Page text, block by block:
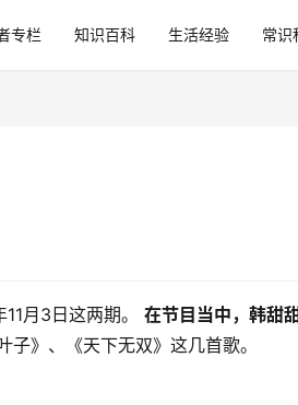
专栏 知识百科 生活经验 常识
月3日这两期。 在节目当中，韩甜
》、《天下无双》这几首歌。